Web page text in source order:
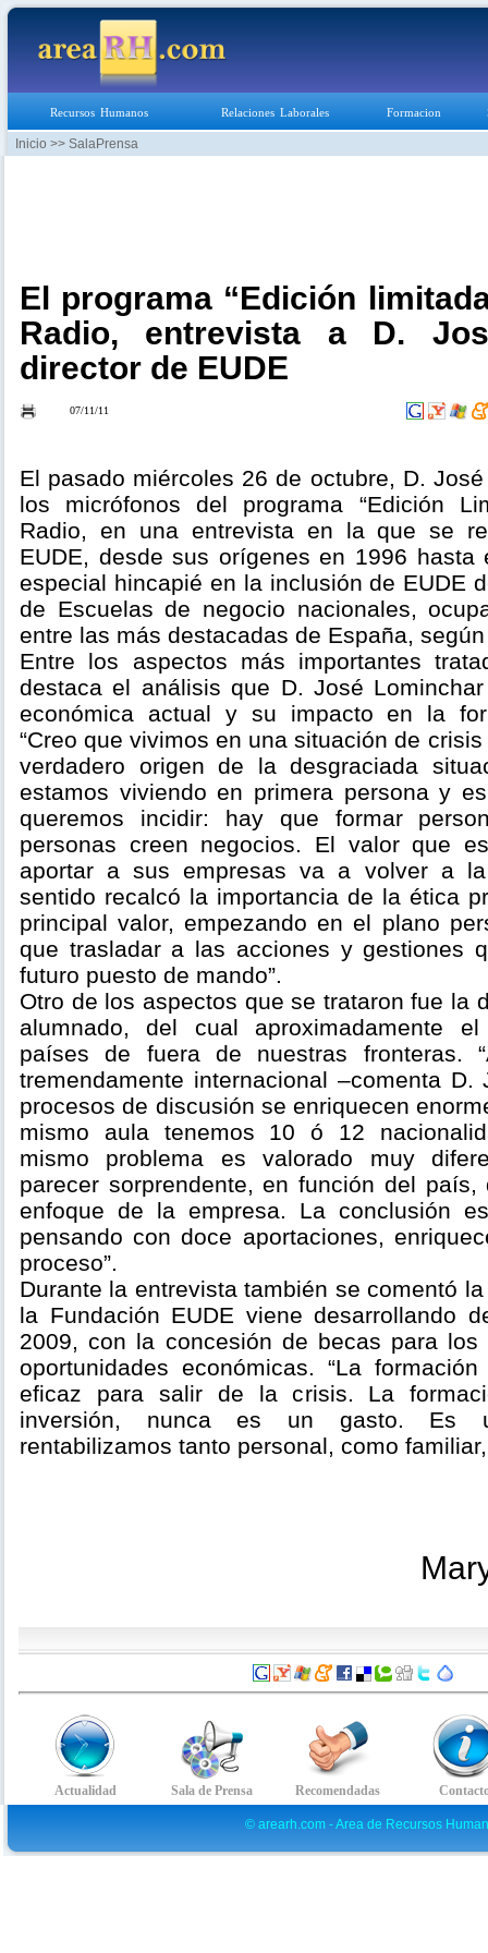
Recursos Humanos Relaciones Laborales Formacion
Inicio >> SalaPrensa
El programa “Edición
Radio, entrevista a D.
director de EUDE
07/11/11
El pasado miércoles 26 de octubre, D.
los micrófonos del programa “Edición
Radio, en una entrevista en la que se
EUDE, desde sus orígenes en 1996 hasta
especial hincapié en la inclusión de EUDE
de Escuelas de negocio nacionales,
entre las más destacadas de España,
Entre los aspectos más importantes
destaca el análisis que D. José
económica actual y su impacto en la
“Creo que vivimos en una situación de
verdadero origen de la desgraciada
estamos viviendo en primera persona y
queremos incidir: hay que formar
personas creen negocios. El valor que
aportar a sus empresas va a volver a la
sentido recalcó la importancia de la ética
principal valor, empezando en el plano
que trasladar a las acciones y gestiones
futuro puesto de mando”.
Otro de los aspectos que se trataron fue la
alumnado, del cual aproximadamente
países de fuera de nuestras fronteras.
tremendamente internacional –comenta D.
procesos de discusión se enriquecen
mismo aula tenemos 10 ó 12
mismo problema es valorado muy
parecer sorprendente, en función del
enfoque de la empresa. La conclusión
pensando con doce aportaciones,
proceso”.
Durante la entrevista también se comentó
la Fundación EUDE viene desarrollando
2009, con la concesión de becas para los
oportunidades económicas. “La
eficaz para salir de la crisis. La
inversión, nunca es un gasto. Es
rentabilizamos tanto personal, como
© arearh.com - Area de Recursos